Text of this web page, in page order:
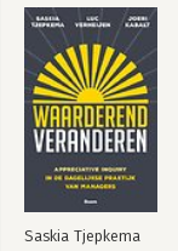
Saskia Tjepkema